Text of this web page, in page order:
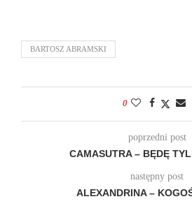
BARTOSZ ABRAMSKI
0
poprzedni post
CAMASUTRA – BĘDĘ
następny post
ALEXANDRINA –